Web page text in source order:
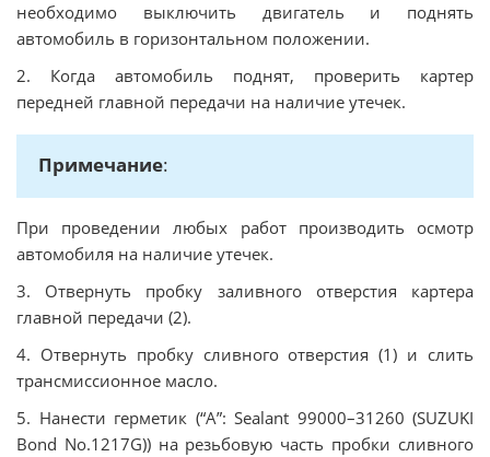
необходимо выключить двигатель и поднять
автомобиль в горизонтальном положении.
2. Когда автомобиль поднят, проверить картер
передней главной передачи на наличие утечек.
Примечание:
При проведении любых работ производить осмотр
автомобиля на наличие утечек.
3. Отвернуть пробку заливного отверстия картера
главной передачи (2).
4. Отвернуть пробку сливного отверстия (1) и слить
трансмиссионное масло.
5. Нанести герметик (“A”: Sealant 99000–31260 (SUZUKI
Bond No.1217G)) на резьбовую часть пробки сливного